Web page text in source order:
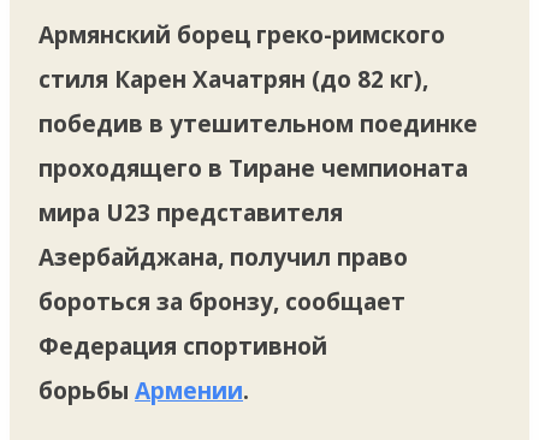
Армянский борец греко-римского
стиля Карен Хачатрян (до 82 кг),
победив в утешительном поединке
проходящего в Тиране чемпионата
мира U23 представителя
Азербайджана, получил право
бороться за бронзу, сообщает
Федерация спортивной
борьбы Армении.